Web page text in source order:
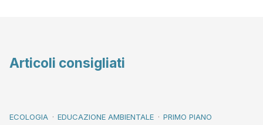
Articoli consigliati
ECOLOGIA EDUCAZIONE AMBIENTALE PRIMO PIANO